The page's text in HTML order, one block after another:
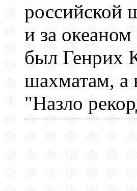
российской
и за
был Генрих
шахматам, а
"Назло